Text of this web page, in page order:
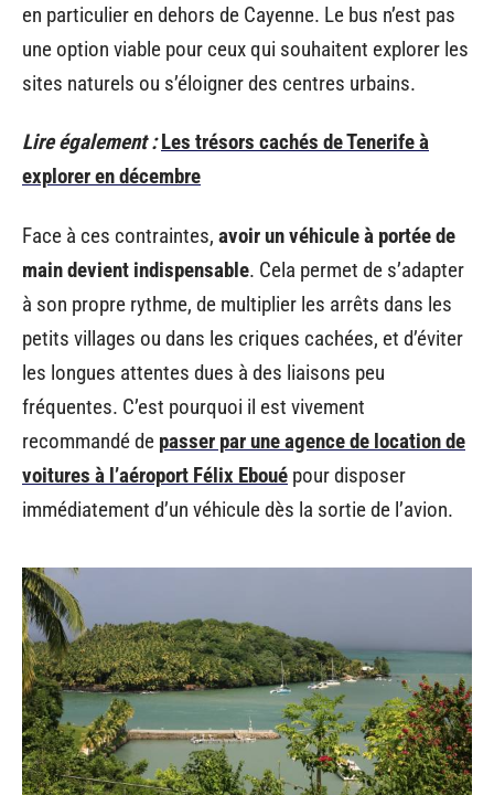
en particulier en dehors de Cayenne. Le bus n’est pas
une option viable pour ceux qui souhaitent explorer les
sites naturels ou s’éloigner des centres urbains.
Lire également : Les trésors cachés de Tenerife à
explorer en décembre
Face à ces contraintes, avoir un véhicule à portée de
main devient indispensable. Cela permet de s’adapter
à son propre rythme, de multiplier les arrêts dans les
petits villages ou dans les criques cachées, et d’éviter
les longues attentes dues à des liaisons peu
fréquentes. C’est pourquoi il est vivement
recommandé de passer par une agence de location de
voitures à l’aéroport Félix Eboué pour disposer
immédiatement d’un véhicule dès la sortie de l’avion.